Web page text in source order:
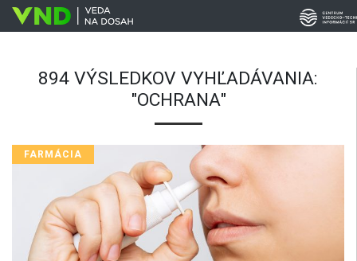
894 VÝSLEDKOV VYHĽADÁVANIA:
"OCHRANA"
FARMÁCIA